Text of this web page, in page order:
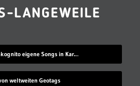
LANGEWEILE
Popstar singt inkognito eigene Songs in Karaokebar
weltweiten Geotags